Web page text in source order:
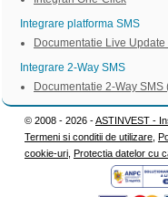
Integrare platforma SMS
Documentatie Live Update
Integrare 2-Way SMS
Documentatie 2-Way SMS
© 2008 - 2026 -ASTINVEST -
Termeni si conditii de utilizare
cookie-uri Protectia datelor cu